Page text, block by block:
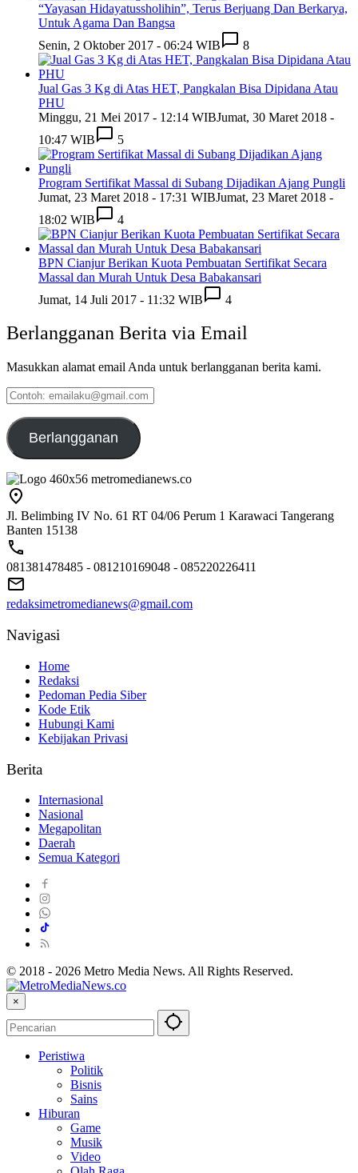
“Yayasan Hidayatussholihin”, Terus Berjuang Dan Berkarya,
Untuk Agama Dan Bangsa
Senin, 2 Oktober 2017 - 06:24 WIB
8
Jual Gas 3 Kg di Atas HET, Pangkalan Bisa Dipidana Atau
PHU
Minggu, 21 Mei 2017 - 12:14 WIBJumat, 30 Maret 2018 -
10:47 WIB
5
Program Sertifikat Massal di Subang Dijadikan Ajang Pungli
Jumat, 23 Maret 2018 - 17:31 WIBJumat, 23 Maret 2018 -
18:02 WIB
4
BPN Cianjur Berikan Kuota Pembuatan Sertifikat Secara
Massal dan Murah Untuk Desa Babakansari
Jumat, 14 Juli 2017 - 11:32 WIB
4
Berlangganan Berita via Email
Masukkan alamat email Anda untuk berlangganan berita kami.
Contoh:
emailaku@gmail.com
Berlangganan
Jl. Belimbing IV No. 61 RT 04/06 Perum 1 Karawaci Tangerang
Banten 15138
081381478485 - 081210169048 - 085220226411
redaksimetromedianews@gmail.com
Navigasi
Home
Redaksi
Pedoman Pedia Siber
Kode Etik
Hubungi Kami
Kebijakan Privasi
Berita
Internasional
Nasional
Megapolitan
Daerah
Semua Kategori
© 2018 - 2026 Metro Media News. All Rights Reserved.
×
Peristiwa
Politik
Bisnis
Sains
Hiburan
Game
Musik
Video